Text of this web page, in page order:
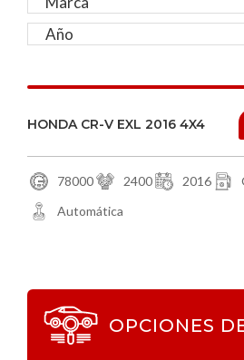
HONDA CR-V EXL 2016 4X4
78000 2400 2016
Automática
OPCIONES